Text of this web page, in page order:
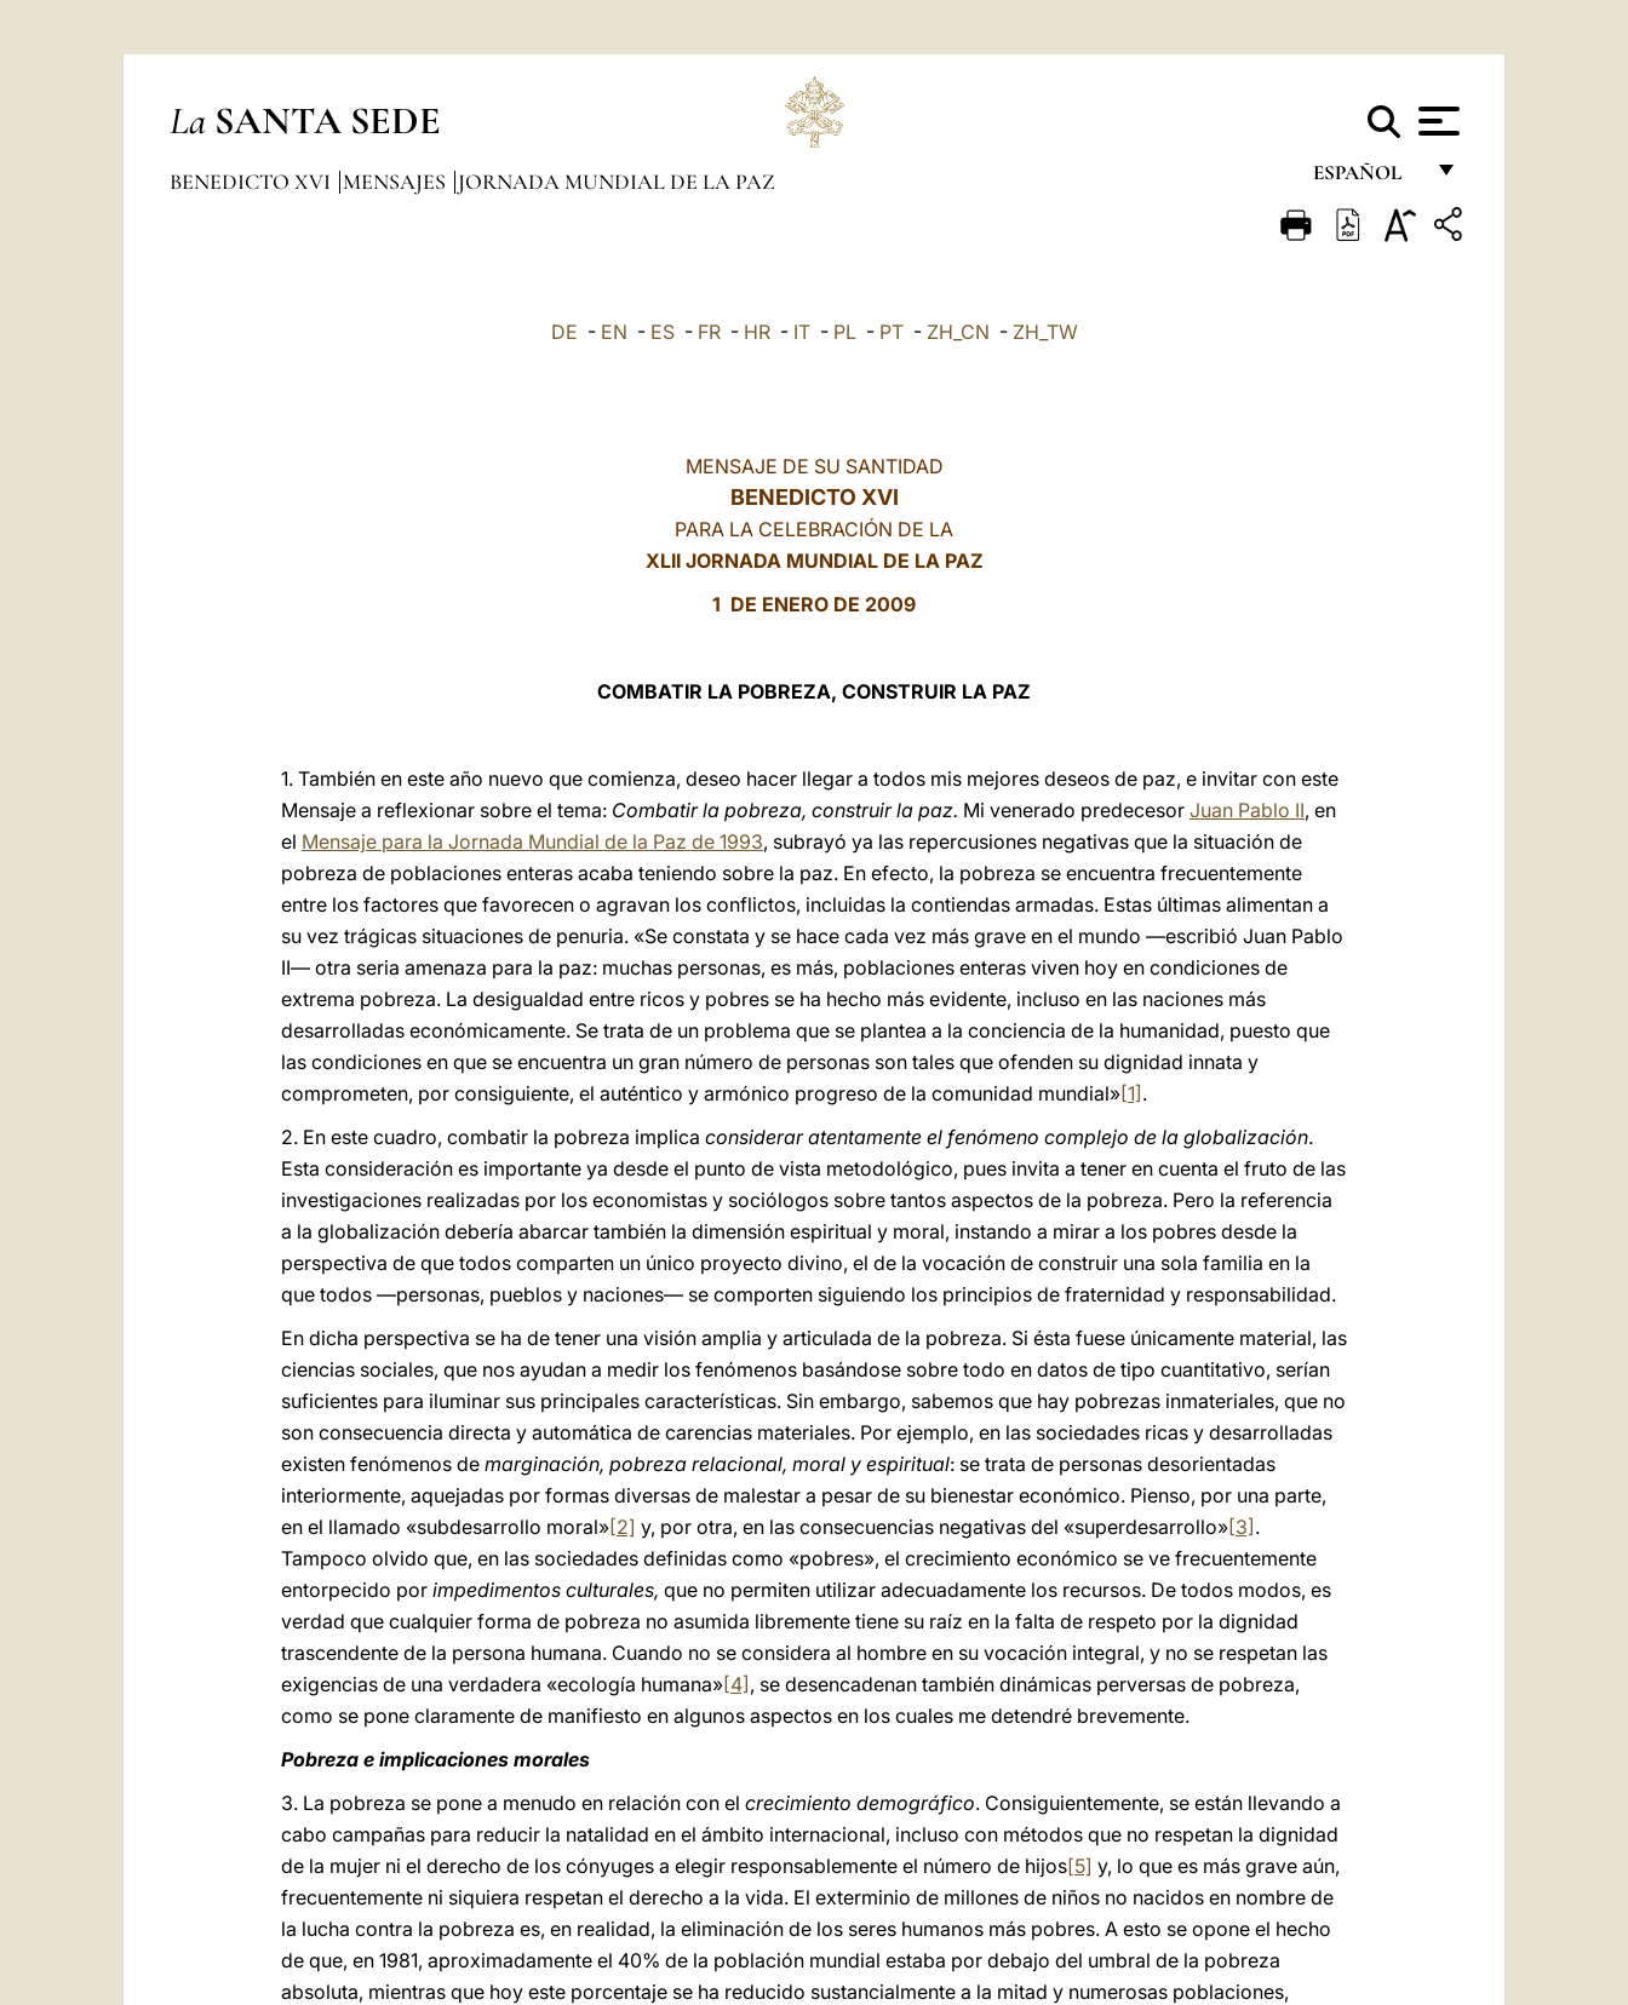
La SANTA SEDE
ESPAÑOL
FRANÇAIS
BENEDICTO XVI MENSAJES JORNADA MUNDIAL DE LA PAZ
DE - EN - ES- FR- HR- IT- PL- PT- ZH_CN - ZH_TW
MENSAJE DE SU SANTIDAD
BENEDICTO XVI
PARA LA CELEBRACIÓN DE LA
XLII JORNADA MUNDIAL DE LA PAZ
1 DE ENERO DE 2009
COMBATIR LA POBREZA, CONSTRUIR LA PAZ
1. También en este año nuevo que comienza, deseo hacer llegar a todos mis mejores deseos de paz, e invitar con este
Mensaje a reflexionar sobre el tema: Combatir la pobreza, construir la paz. Mi venerado predecesor Juan Pablo II, en
el Mensaje para la Jornada Mundial de la Paz de 1993, subrayó ya las repercusiones negativas que la situación de
pobreza de poblaciones enteras acaba teniendo sobre la paz. En efecto, la pobreza se encuentra frecuentemente
entre los factores que favorecen o agravan los conflictos, incluidas la contiendas armadas. Estas últimas alimentan a
su vez trágicas situaciones de penuria. «Se constata y se hace cada vez más grave en el mundo —escribió Juan Pablo
II— otra seria amenaza para la paz: muchas personas, es más, poblaciones enteras viven hoy en condiciones de
extrema pobreza. La desigualdad entre ricos y pobres se ha hecho más evidente, incluso en las naciones más
desarrolladas económicamente. Se trata de un problema que se plantea a la conciencia de la humanidad, puesto que
las condiciones en que se encuentra un gran número de personas son tales que ofenden su dignidad innata y
comprometen, por consiguiente, el auténtico y armónico progreso de la comunidad mundial»[1] .
2. En este cuadro, combatir la pobreza implica considerar atentamente el fenómeno complejo de la globalización.
Esta consideración es importante ya desde el punto de vista metodológico, pues invita a tener en cuenta el fruto de las
investigaciones realizadas por los economistas y sociólogos sobre tantos aspectos de la pobreza. Pero la referencia
a la globalización debería abarcar también la dimensión espiritual y moral, instando a mirar a los pobres desde la
perspectiva de que todos comparten un único proyecto divino, el de la vocación de construir una sola familia en la
que todos —personas, pueblos y naciones— se comporten siguiendo los principios de fraternidad y responsabilidad.
En dicha perspectiva se ha de tener una visión amplia y articulada de la pobreza. Si ésta fuese únicamente material, las
ciencias sociales, que nos ayudan a medir los fenómenos basándose sobre todo en datos de tipo cuantitativo, serían
suficientes para iluminar sus principales características. Sin embargo, sabemos que hay pobrezas inmateriales, que no
son consecuencia directa y automática de carencias materiales. Por ejemplo, en las sociedades ricas y desarrolladas
existen fenómenos de marginación, pobreza relacional, moral y espiritual: se trata de personas desorientadas
interiormente, aquejadas por formas diversas de malestar a pesar de su bienestar económico. Pienso, por una parte,
en el llamado «subdesarrollo moral»[2] y, por otra, en las consecuencias negativas del «superdesarrollo»[3] .
Tampoco olvido que, en las sociedades definidas como «pobres», el crecimiento económico se ve frecuentemente
entorpecido por impedimentos culturales, que no permiten utilizar adecuadamente los recursos. De todos modos, es
verdad que cualquier forma de pobreza no asumida libremente tiene su raíz en la falta de respeto por la dignidad
trascendente de la persona humana. Cuando no se considera al hombre en su vocación integral, y no se respetan las
exigencias de una verdadera «ecología humana»[4] , se desencadenan también dinámicas perversas de pobreza,
como se pone claramente de manifiesto en algunos aspectos en los cuales me detendré brevemente.
Pobreza e implicaciones morales
3. La pobreza se pone a menudo en relación con el crecimiento demográfico. Consiguientemente, se están llevando a
cabo campañas para reducir la natalidad en el ámbito internacional, incluso con métodos que no respetan la dignidad
de la mujer ni el derecho de los cónyuges a elegir responsablemente el número de hijos[5] y, lo que es más grave aún,
frecuentemente ni siquiera respetan el derecho a la vida. El exterminio de millones de niños no nacidos en nombre de
la lucha contra la pobreza es, en realidad, la eliminación de los seres humanos más pobres. A esto se opone el hecho
de que, en 1981, aproximadamente el 40% de la población mundial estaba por debajo del umbral de la pobreza
absoluta, mientras que hoy este porcentaje se ha reducido sustancialmente a la mitad y numerosas poblaciones,